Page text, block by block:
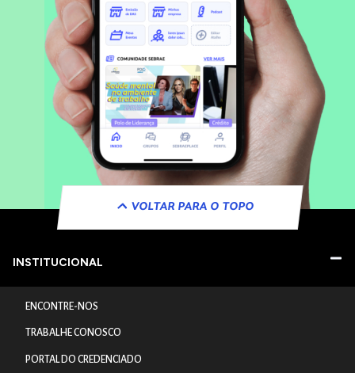
VOLTAR PARA O TOPO
INSTITUCIONAL
ENCONTRE-NOS
TRABALHE CONOSCO
PORTAL DO CREDENCIADO